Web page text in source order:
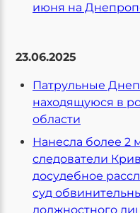
июня на
23.06.2025
Патрульные
находящуюся в
области
Нанесла более 2
следователи
досудебное
суд
должностного